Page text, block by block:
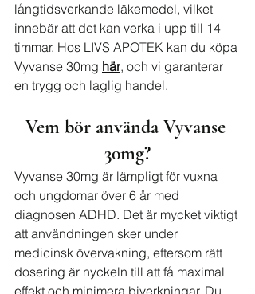
långtidsverkande läkemedel, vilket
innebär att det kan verka i upp till 14
timmar. Hos LIVS APOTEK kan du köpa
Vyvanse 30mg här, och vi garanterar
en trygg och laglig handel.
Vem bör använda Vyvanse
30mg?
Vyvanse 30mg är lämpligt för vuxna
och ungdomar över 6 år med
diagnosen ADHD. Det är mycket viktigt
att användningen sker under
medicinsk övervakning, eftersom rätt
dosering är nyckeln till att få maximal
effekt och minimera biverkningar. Du